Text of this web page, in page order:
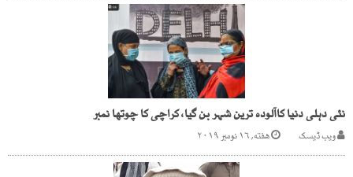
نئی دہلی دنیا کاآلودہ ترین شہر بن گیا، کراچی کا چوتھا نمبر
ویب ڈیسک هفته, ۱۶ نومبر ۲۰۱۹